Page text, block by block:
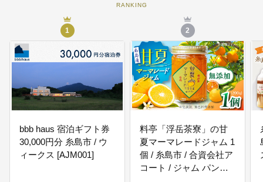
RANKING
1
bbb haus 宿泊ギフト券
30,000円分 糸島市 / ウ
ィークス [AJM001]
2
料亭「浮岳茶寮」の甘
夏マーマレードジャム 1
個 / 糸島市 / 合資会社ア
コート / ジャム パン